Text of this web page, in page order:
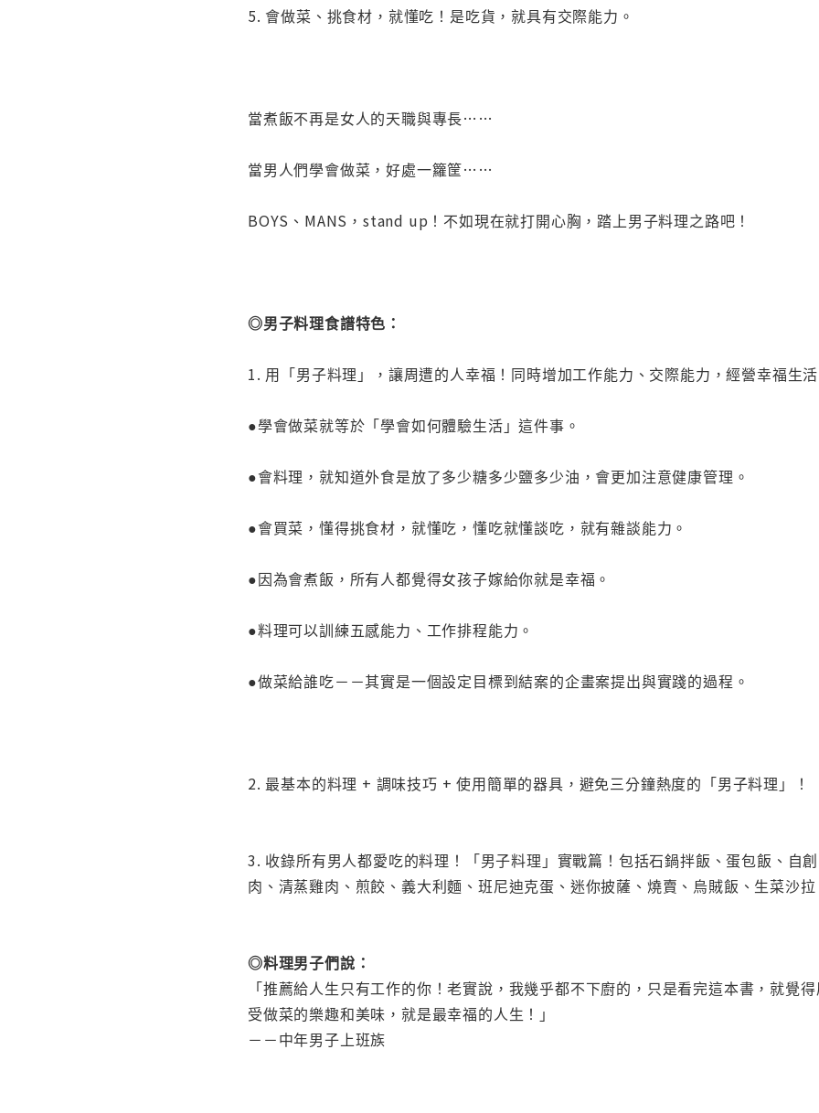
5. 會做菜、挑食材，就懂吃！是吃貨，就具有交際能力。
當煮飯不再是女人的天職與專長……
當男人們學會做菜，好處一籮筐……
BOYS、MANS，stand up！不如現在就打開心胸，踏上男子料理之路吧！
◎男子料理食譜特色：
1. 用「男子料理」，讓周遭的人幸福！同時增加工作能力、交際能力，經營幸福生活
●學會做菜就等於「學會如何體驗生活」這件事。
●會料理，就知道外食是放了多少糖多少鹽多少油，會更加注意健康管理。
●會買菜，懂得挑食材，就懂吃，懂吃就懂談吃，就有雜談能力。
●因為會煮飯，所有人都覺得女孩子嫁給你就是幸福。
●料理可以訓練五感能力、工作排程能力。
●做菜給誰吃－－其實是一個設定目標到結案的企畫案提出與實踐的過程。
2. 最基本的料理 + 調味技巧 + 使用簡單的器具，避免三分鐘熱度的「男子料理」！
3. 收錄所有男人都愛吃的料理！「男子料理」實戰篇！包括石鍋拌飯、蛋包飯、自
肉、清蒸雞肉、煎餃、義大利麵、班尼迪克蛋、迷你披薩、燒賣、烏賊飯、生菜沙拉
◎料理男子們說：
「推薦給人生只有工作的你！老實說，我幾乎都不下廚的，只是看完這本書，就覺
受做菜的樂趣和美味，就是最幸福的人生！」
－－中年男子上班族